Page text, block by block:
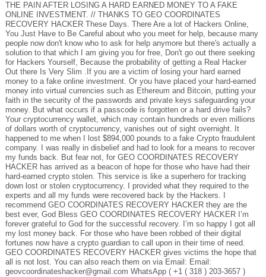
THE PAIN AFTER LOSING A HARD EARNED MONEY TO A FAKE
ONLINE INVESTMENT. // THANKS TO GEO COORDINATES
RECOVERY HACKER These Days. There Are a lot of Hackers Online,
You Just Have to Be Careful about who you meet for help, because many
people now don't know who to ask for help anymore but there's actually a
solution to that which I am giving you for free, Don't go out there seeking
for Hackers Yourself, Because the probability of getting a Real Hacker
Out there Is Very Slim .If you are a victim of losing your hard earned
money to a fake online investment. Or you have placed your hard-earned
money into virtual currencies such as Ethereum and Bitcoin, putting your
faith in the security of the passwords and private keys safeguarding your
money. But what occurs if a passcode is forgotten or a hard drive fails?
Your cryptocurrency wallet, which may contain hundreds or even millions
of dollars worth of cryptocurrency, vanishes out of sight overnight. It
happened to me when I lost $894,000 pounds to a fake Crypto fraudulent
company. I was really in disbelief and had to look for a means to recover
my funds back. But fear not, for GEO COORDINATES RECOVERY
HACKER has arrived as a beacon of hope for those who have had their
hard-earned crypto stolen. This service is like a superhero for tracking
down lost or stolen cryptocurrency. I provided what they required to the
experts and all my funds were recovered back by the Hackers. I
recommend GEO COORDINATES RECOVERY HACKER they are the
best ever, God Bless GEO COORDINATES RECOVERY HACKER I’m
forever grateful to God for the successful recovery. I’m so happy I got all
my lost money back. For those who have been robbed of their digital
fortunes now have a crypto guardian to call upon in their time of need.
GEO COORDINATES RECOVERY HACKER gives victims the hope that
all is not lost. You can also reach them on via Email: Email:
geovcoordinateshacker@gmail.com WhatsApp ( +1 ( 318 ) 203-3657 )